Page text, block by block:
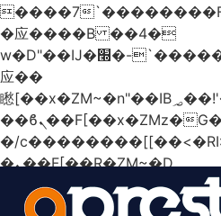
����7`��������F
�应����B ��4�
w�D"��IJ�׭�-`������S��9�Dr�ji��EJ߅��gJ�
应��
矁[��x�ZM~�n"��IB؃��!'����Тѕ��+��(m��IK�ʭ�/|
��ϐܢ��F[��x�ZMz�G�� %嬩
�/
�ܢ��F[��R�ZM~�D